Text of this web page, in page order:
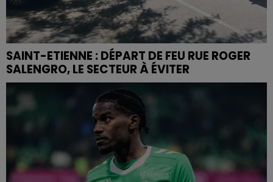
SAINT-ETIENNE : DÉPART DE FEU RUE ROGER
SALENGRO, LE SECTEUR À ÉVITER